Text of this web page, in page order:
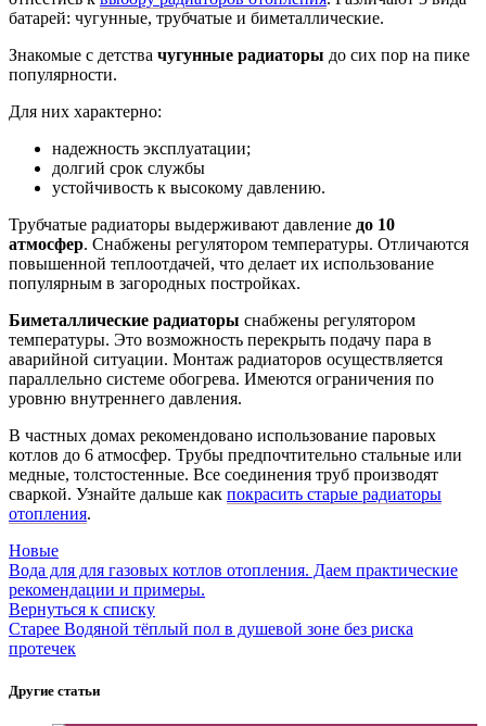
батарей: чугунные, трубчатые и биметаллические.
Знакомые с детства чугунные радиаторы до сих пор на пике
популярности.
Для них характерно:
надежность эксплуатации;
долгий срок службы
устойчивость к высокому давлению.
Трубчатые радиаторы выдерживают давление до 10
атмосфер. Снабжены регулятором температуры. Отличаются
повышенной теплоотдачей, что делает их использование
популярным в загородных постройках.
Биметаллические радиаторы снабжены регулятором
температуры. Это возможность перекрыть подачу пара в
аварийной ситуации. Монтаж радиаторов осуществляется
параллельно системе обогрева. Имеются ограничения по
уровню внутреннего давления.
В частных домах рекомендовано использование паровых
котлов до 6 атмосфер. Трубы предпочтительно стальные или
медные, толстостенные. Все соединения труб производят
сваркой. Узнайте дальше как покрасить старые радиаторы
отопления.
Новые
Вода для для газовых котлов отопления. Даем практические
рекомендации и примеры.
Вернуться к списку
Старее Водяной тёплый пол в душевой зоне без риска
протечек
Другие статьи